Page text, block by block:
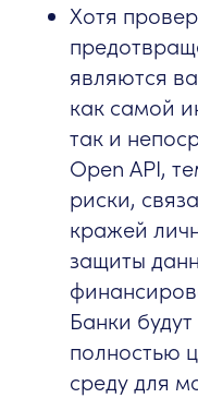
Хотя
являются
как самой
так и
Open API,
риски,
кражей
защиты
Банки
полностью
среду для